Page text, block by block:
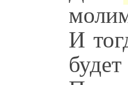
И